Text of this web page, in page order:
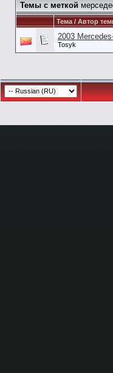
Темы с меткой
Тема / Автор
2003
Tosyk